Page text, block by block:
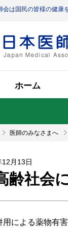
会は国民の皆様の健康
ホーム
医師のみなさまへ
12月13日
齢社会
用による薬物有